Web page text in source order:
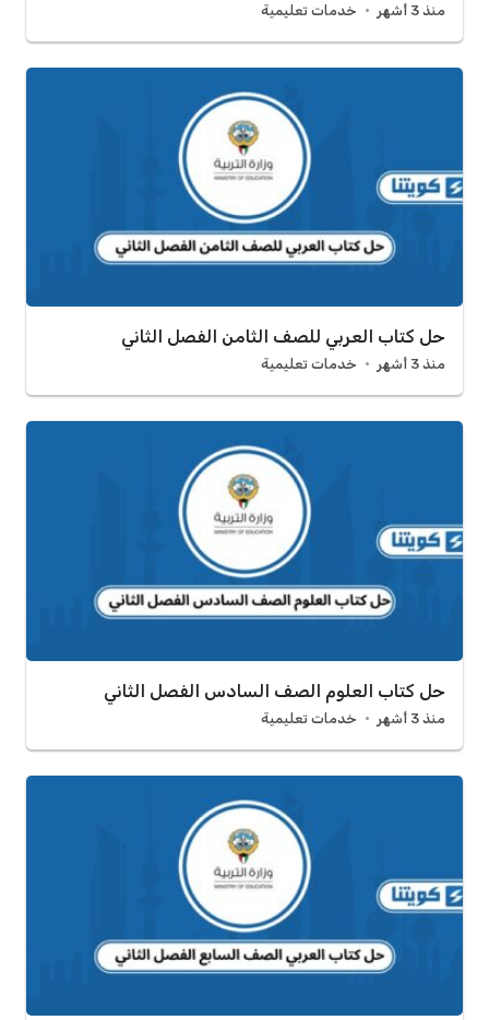
منذ 3 أشهر خدمات تعليمية
حل كتاب العربي للصف الثامن الفصل الثاني
منذ 3 أشهر خدمات تعليمية
حل كتاب العلوم الصف السادس الفصل الثاني
منذ 3 أشهر خدمات تعليمية